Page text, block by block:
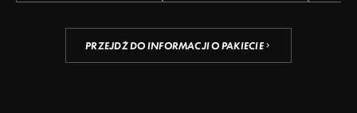
PRZEJDŹ DO INFORMACJI O PAKIECIE